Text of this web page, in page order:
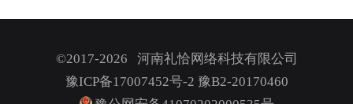
©2017-2026 河南礼恰网络科技有限公司
豫ICP备17007452号-2 豫B2-20170460